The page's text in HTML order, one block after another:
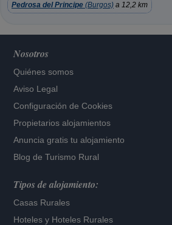
Pedrosa del Principe (Burgos) a 12,2 km
Nosotros
Quiénes somos
Aviso Legal
Configuración de Cookies
Propietarios alojamientos
Anuncia gratis tu alojamiento
Blog de Turismo Rural
Tipos de alojamiento:
Casas Rurales
Hoteles y Hoteles Rurales